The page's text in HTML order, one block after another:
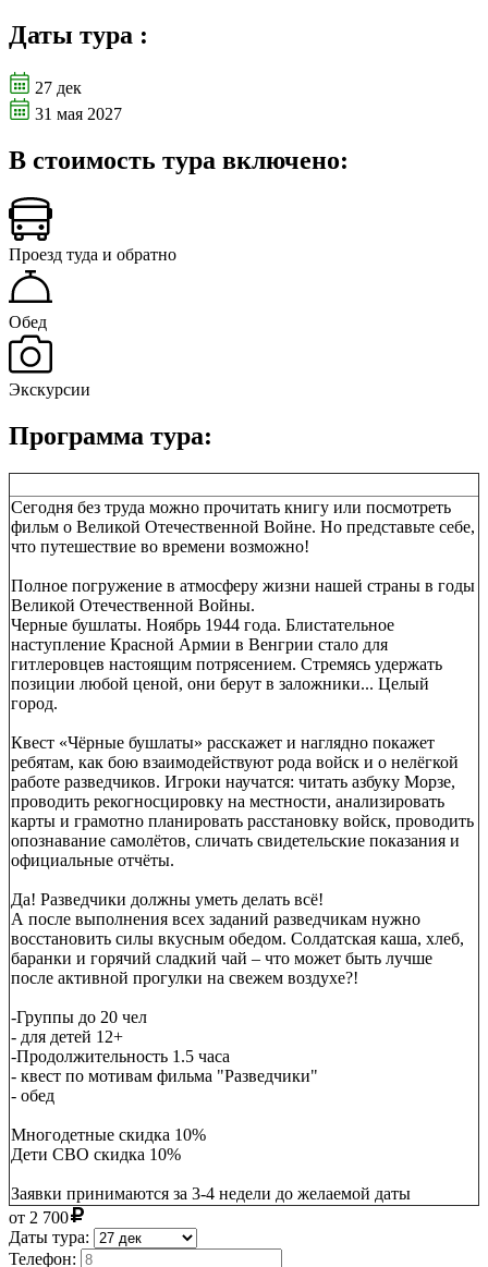
Даты тура :
27 дек
31 мая 2027
В стоимость тура включено:
Проезд туда и обратно
Обед
Экскурсии
Программа тура:
Сегодня без труда можно прочитать книгу или посмотреть
фильм о Великой Отечественной Войне. Но представьте себе,
что путешествие во времени возможно!
Полное погружение в атмосферу жизни нашей страны в годы
Великой Отечественной Войны.
Черные бушлаты. Ноябрь 1944 года. Блистательное
наступление Красной Армии в Венгрии стало для
гитлеровцев настоящим потрясением. Стремясь удержать
позиции любой ценой, они берут в заложники... Целый
город.
Квест «Чёрные бушлаты» расскажет и наглядно покажет
ребятам, как бою взаимодействуют рода войск и о нелёгкой
работе разведчиков. Игроки научатся: читать азбуку Морзе,
проводить рекогносцировку на местности, анализировать
карты и грамотно планировать расстановку войск, проводить
опознавание самолётов, сличать свидетельские показания и
официальные отчёты.
Да! Разведчики должны уметь делать всё!
А после выполнения всех заданий разведчикам нужно
восстановить силы вкусным обедом. Солдатская каша, хлеб,
баранки и горячий сладкий чай – что может быть лучше
после активной прогулки на свежем воздухе?!
-Группы до 20 чел
- для детей 12+
-Продолжительность 1.5 часа
- квест по мотивам фильма "Разведчики"
- обед
Многодетные скидка 10%
Дети СВО скидка 10%
Заявки принимаются за 3-4 недели до желаемой даты
от 2 700
Даты тура:
Телефон: